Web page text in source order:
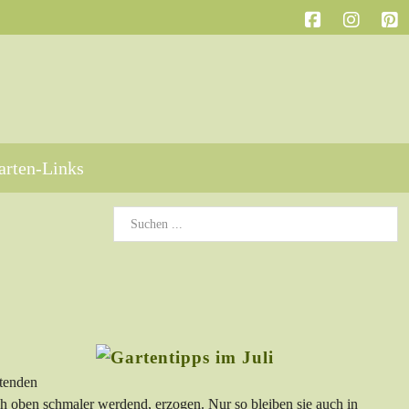
Links
schmaler werdend, erzogen. Nur so bleiben sie auch in